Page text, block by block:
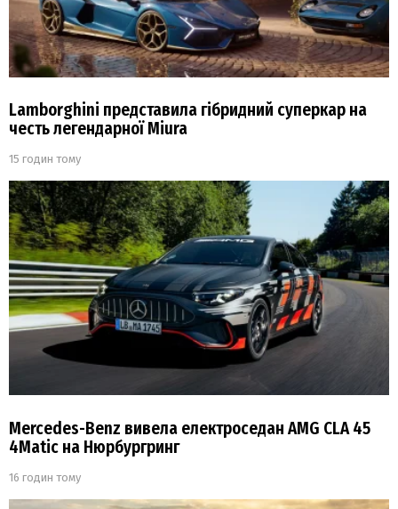
Lamborghini представила гібридний суперкар на
честь легендарної Miura
15 годин тому
Mercedes-Benz вивела електроседан AMG CLA 45
4Matic на Нюрбургринг
16 годин тому